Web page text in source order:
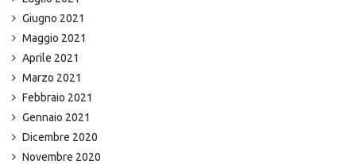
Giugno 2021
Maggio 2021
Aprile 2021
Marzo 2021
Febbraio 2021
Gennaio 2021
Dicembre 2020
Novembre 2020